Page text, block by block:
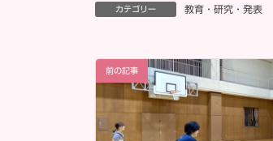
カテゴリー 教育・研究・発表
前の記事